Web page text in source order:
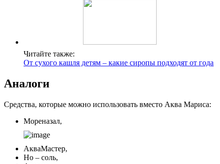
Читайте также:
От сухого кашля детям – какие сиропы подходят от года
Аналоги
Средства, которые можно использовать вместо Аква Мариса:
Мореназал,
АкваМастер,
Но – соль,